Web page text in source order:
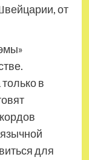
от
в
для